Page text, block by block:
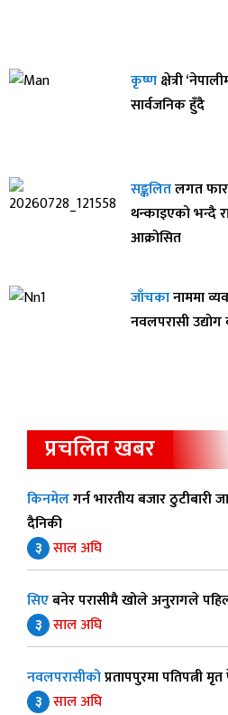
कृष्णक्षेत्री
सार्वजनिक हुँदै
सङ्कलितलगत
थन्काइएको भन्दै
आक्रोसित
जाँचकानाममा
नवलपरासी
प्रचलित खबर
किनमेलगर्न भारतीय बजार ठुटीबारी
दैनिकी
३ साल अघि
सिएबनेर परासीमै खोले अनुरागले
३ साल अघि
नवलपरासीकोप्रतापपुरमा पतिपत्नी
३ साल अघि